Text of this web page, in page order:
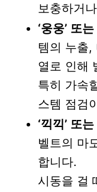
보충하거
‘웅웅’ 또
템의 누출,
열로 인해
특히 가속
스템 점검
‘끽끽’ 또
벨트의 마
합니다.
시동을 걸